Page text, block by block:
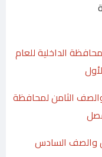
الداخلية للعام
الثامن لمحافظة
والصف السادس